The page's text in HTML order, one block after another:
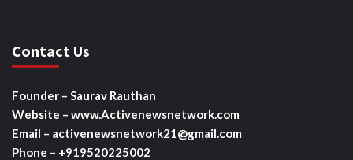
Contact Us
Founder – Saurav Rauthan
Website – www.Activenewsnetwork.com
Email – activenewsnetwork21@gmail.com
Phone – +919520225002